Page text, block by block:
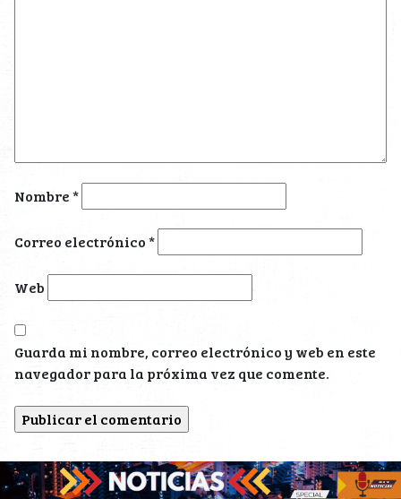
Nombre*
Correo electrónico*
Web
Guarda mi nombre, correo electrónico y web en este
navegador para la próxima vez que comente.